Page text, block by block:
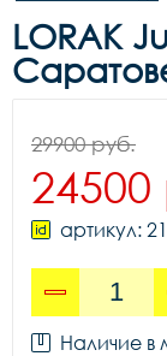
LORAK
29900 руб.
артикул:
Наличие в